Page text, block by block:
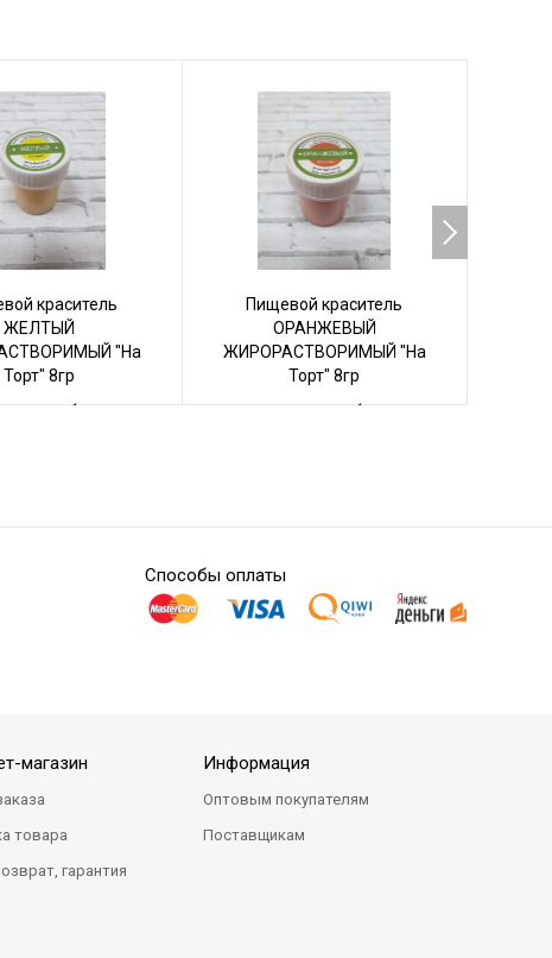
краситель
ЖЕЛТЫЙ
"На
Торт" 8гр
150 руб.
Пищевой краситель
ОРАНЖЕВЫЙ
ЖИРОРАСТВОРИМЫЙ "На
Торт" 8гр
150 руб.
Способы оплаты
магазин
товара
гарантия
Информация
Оптовым покупателям
Поставщикам